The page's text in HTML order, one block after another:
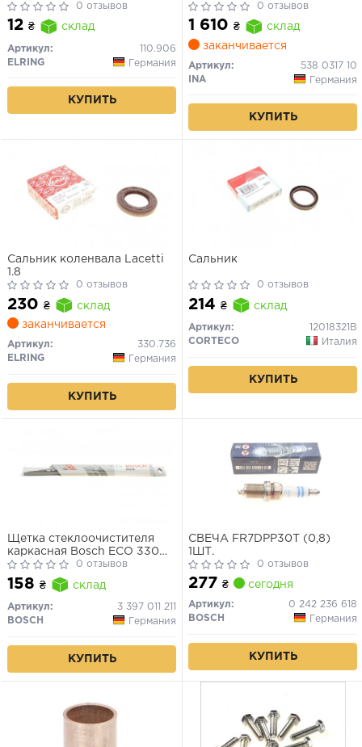
0 отзывов
12 ₴ склад
Артикул:
110.906
ELRING
Германия
КУПИТЬ
0 отзывов
1 610 ₴
склад
заканчивается
Артикул:
538 0317 10
INA
Германия
КУПИТЬ
Сальник коленвала Lacetti
1.8
0 отзывов
230 ₴
склад
заканчивается
Артикул:
330.736
ELRING
Германия
КУПИТЬ
Сальник
0 отзывов
214 ₴ склад
Артикул:
12018321B
CORTECO
Италия
КУПИТЬ
Щетка стеклоочистителя
каркасная Bosch ECO 330
мм (13")
0 отзывов
158 ₴ склад
Артикул:
3 397 011 211
BOSCH
Германия
КУПИТЬ
СВЕЧА FR7DPP30T (0,8)
1ШТ.
0 отзывов
277 ₴ сегодня
Артикул:
0 242 236 618
BOSCH
Германия
КУПИТЬ